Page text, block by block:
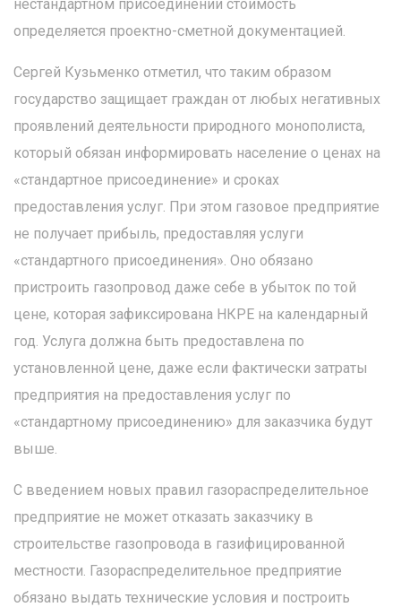
нестандартном присоединении стоимость
определяется проектно-сметной документацией.
Сергей Кузьменко отметил, что таким образом
государство защищает граждан от любых негативных
проявлений деятельности природного монополиста,
который обязан информировать население о ценах на
«стандартное присоединение» и сроках
предоставления услуг. При этом газовое предприятие
не получает прибыль, предоставляя услуги
«стандартного присоединения». Оно обязано
пристроить газопровод даже себе в убыток по той
цене, которая зафиксирована НКРЕ на календарный
год. Услуга должна быть предоставлена по
установленной цене, даже если фактически затраты
предприятия на предоставления услуг по
«стандартному присоединению» для заказчика будут
выше.
С введением новых правил газораспределительное
предприятие не может отказать заказчику в
строительстве газопровода в газифицированной
местности. Газораспределительное предприятие
обязано выдать технические условия и построить